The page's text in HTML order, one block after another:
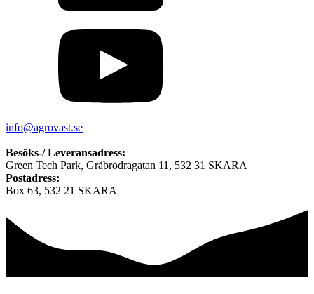
info@agrovast.se
Besöks-/ Leveransadress:
Green Tech Park, Gråbrödragatan 11, 532 31 SKARA
Postadress:
Box 63, 532 21 SKARA